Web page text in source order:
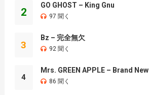
2
GO GHOST – King Gnu
97 聞く
3
Bz – 完全無欠
92 聞く
4
Mrs. GREEN APPLE – Brand New
86 聞く